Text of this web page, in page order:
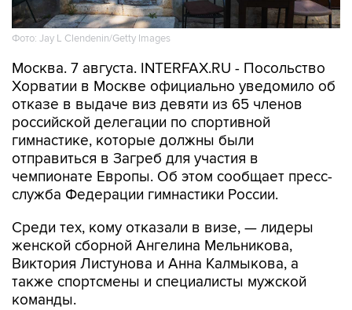
Фото: Jay L Clendenin/Getty Images
Москва. 7 августа. INTERFAX.RU - Посольство
Хорватии в Москве официально уведомило об
отказе в выдаче виз девяти из 65 членов
российской делегации по спортивной
гимнастике, которые должны были
отправиться в Загреб для участия в
чемпионате Европы. Об этом сообщает пресс-
служба Федерации гимнастики России.
Среди тех, кому отказали в визе, — лидеры
женской сборной Ангелина Мельникова,
Виктория Листунова и Анна Калмыкова, а
также спортсмены и специалисты мужской
команды.